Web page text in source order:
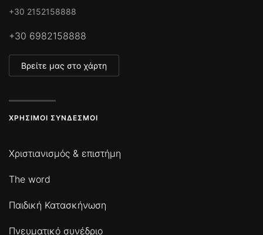
+30 2152158888
+30 6982158888
Βρείτε μας στο χάρτη
ΧΡΉΣΙΜΟΙ ΣΎΝΔΕΣΜΟΙ
Χριστιανισμός & επιστήμη
The word
Παιδική Κατασκήνωση
Πνευματικό συνέδριο